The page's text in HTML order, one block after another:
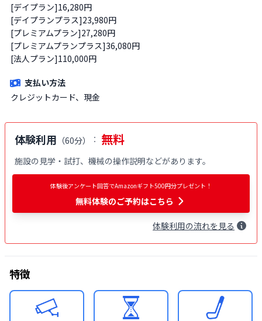
[デイプラン]16,280円
[デイプランプラス]23,980円
[プレミアムプラン]27,280円
[プレミアムプランプラス]36,080円
[法人プラン]110,000円
支払い方法
クレジットカード、現金
体験利用 （60分） ： 無料
施設の見学・試打、機械の操作説明などがあります。
体験後アンケート回答でAmazonギフト500円分プレゼント！
無料体験のご予約はこちら
体験利用の流れを見る
特徴